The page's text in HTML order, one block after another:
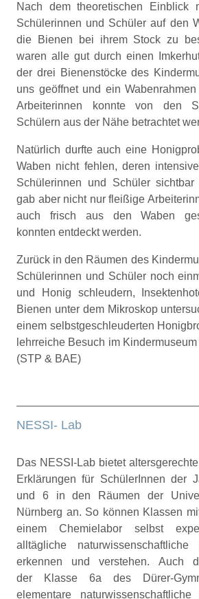
Nach dem theoretischen Einblick
Schülerinnen und Schüler auf den
die Bienen bei ihrem Stock zu
waren alle gut durch einen
der drei Bienenstöcke des
uns geöffnet und ein
Arbeiterinnen konnte von den
Schülern aus der Nähe betrachtet
Natürlich durfte auch eine
Waben nicht fehlen, deren
Schülerinnen und Schüler sichtbar
gab aber nicht nur fleißige
auch frisch aus den Waben
konnten entdeckt werden.
Zurück in den Räumen des
Schülerinnen und Schüler noch
und Honig schleudern,
Bienen unter dem Mikroskop
einem selbstgeschleuderten
lehrreiche Besuch im
(STP & BAE)
NESSI- Lab
Das NESSI-Lab bietet
Erklärungen für SchülerInnen der
und 6 in den Räumen der
Nürnberg an. So können Klassen
einem Chemielabor selbst
alltägliche naturwissenschaftliche
erkennen und verstehen. Auch
der Klasse 6a des Dürer-
elementare naturwissenschaftliche